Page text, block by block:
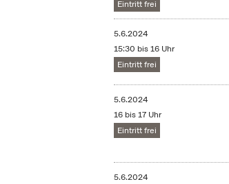
Eintritt frei
5.6.2024
15:30 bis 16 Uhr
Eintritt frei
5.6.2024
16 bis 17 Uhr
Eintritt frei
5.6.2024